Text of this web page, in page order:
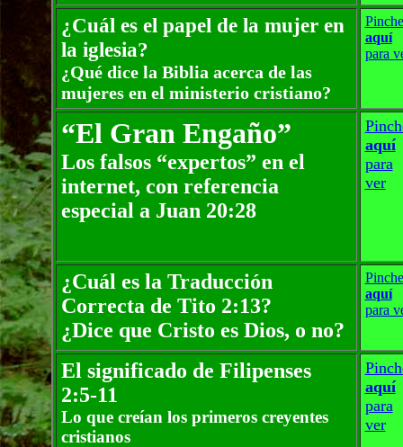
¿Cuál es el papel de la mujer en
la iglesia?
¿Qué dice la Biblia acerca de las
mujeres en el ministerio cristiano?
Pinche
aquí
para
“El Gran Engaño”
Los falsos “expertos” en el
internet, con referencia
especial a Juan 20:28
aquí
para
ver
¿Cuál es la Traducción
Correcta de Tito 2:13?
¿Dice que Cristo es Dios, o no?
Pinche
aquí
para
El significado de Filipenses
2:5-11
Lo que creían los primeros creyentes
cristianos
aquí
para
ver